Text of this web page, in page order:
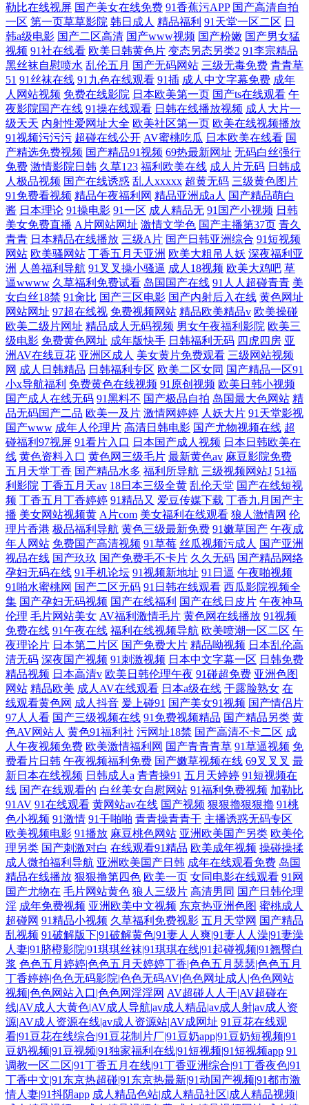
勒比在线视屏 国产美女在线免费 91香蕉污APP 国产高清自拍
一区 第一页草草影院 韩日成人 精品福利 91天堂一区二区 日
韩a级电影 国产二区高清 国产www视频 国产粉嫩 国产男女猛
视频 91社在线看 欧美日韩黄色片 变态另态另类2 91李宗精品
黑丝袜自慰喷水 乱伦五月 国产无码网站 三级无毒免费 青青草
51 91丝袜在线 91九色在线观看 91插 成人中文字幕免费 成年
人网站视频 免费在线影院 日本欧美第一页 国产ts在线观看 午
夜影院国产在线 91操在线观看 日韩在线播放视频 成人大片一
级天天 内射性爱网址大全 欧美社区第一页 欧美在线视频播放
91视频污污污 超碰在线公开 AV蜜桃吃瓜 日本欧美在线看 国
产精选免费视频 国产精品91视频 69热最新网址 无码白丝强行
免费 激情影院日韩 久草123 福利欧美在线 成人片无码 日韩成
人极品视频 国产在线诱惑 乱人xxxxx 超黄无码 三级黄色图片
91免费看视频 精品午夜福利网 精品亚洲成a人 国产精品萌白
酱 日本理论 91操电影 91一区 成人精品无 91国产小视频 日韩
美女免费直播 A片网站网址 激情文学色 国产主播第37页 青久
青青 日本精品在线播放 三级A片 国产日韩亚洲综合 91短视频
网站 欧美骚网站 丁香五月天亚洲 欧美大粗吊人妖 深夜福利亚
洲 人兽福利导航 91叉叉操小骚逼 成人18视频 欧美大鸡吧 草
逼wwww 久草福利免费试看 岛国国产在线 91人人超碰青青 美
女白丝18禁 91肏比 国产三区电影 国产内射后入在线 黄色网址
网站网址 97超在线视 免费视频网站 精品欧美精品v 欧美操碰
欧美二级片网址 精品成人无码视频 男女午夜福利影院 欧美三
级电影 免费黄色网址 成年版快手 日韩福利无码 四虎四房 亚
洲AV在线豆花 亚洲区成人 美女黄片免费观看 三级网站视频
网 成人日韩精品 日韩福利专区 欧美二区女同 国产精品一区91
小x导航福利 免费黄色在线视频 91原创视频 欧美日韩小视频
国产成人在线无码 91黑料不 国产极品自拍 岛国最大色网站 精
品无码国产二品 欧美一及片 激情网婷婷 人妖大片 91天堂影视
国产www 成年人伦理片 高清日韩电影 国产尤物视频在线 超
碰福利97视屏 91看片入口 日本国产成人视频 日本日韩欧美在
线 黄色资料入口 黄色网三级毛片 最新黄色av 麻豆影院免费
五月天堂丁香 国产精品水多 福利所导航 三级视频网站J 51福
利影院 丁香五月天av 18日本三级全黄 乱伦天堂 国产在线短视
频 丁香五月丁香婷婷 91精品又 爱豆传媒下载 丁香九月国产主
播 美女网站视频黄 A片com 美女福利在线观看 狼人激情网 伦
理片香港 极品福利导航 黄色三级最新免费 91嫩草国产 午夜成
年人网站 免费国产高清视频 91草莓 丝瓜视频污成人 国产亚洲
视品在线 国产玖玖 国产免费毛不卡片 久久无码 国产精品网络
孕妇无码在线 91手机论坛 91视频新地址 91日逼 午夜啪视频
91啪水蜜桃网 国产二区无码 91日韩在线观看 西瓜影院视频全
集 国产孕妇无码视频 国产在线福利 国产在线日皮片 午夜神马
伦理 毛片网站美女 AV福利激情毛片 黄色网在线播放 91视频
免费在线 91午夜在线 福利在线视频导航 欧美喷潮一区二区 午
夜理论片 日本第二片区 国产免费大片 精品呦视频 日本乱伦高
清无码 深夜国产视频 91刺激视频 日本中文字幕一区 日韩免费
精品视频 日本高清v 欧美日韩伦理午夜 91碰超免费 亚洲色图
网站 精品欧美 成人AV在线观看 日本a级在线 干露脸熟女 在
线观看黄色网 成人抖音 爰上碰91 国产美女91视频 国产情侣片
97人人看 国产三级视频在线 91免费视频精品 国产精品另类 黄
色AV网站人 黄色91福利社 污网址18禁 国产高清不卡二区 成
人午夜视频免费 欧美激情福利网 国产青青青草 91草逼视频 免
费看片日韩 午夜视频福利免费 国产嫩草视频在线 69叉叉叉 最
新日本在线视频 日韩成人a 青青操91 五月天婷婷 91短视频在
线 国产在线观看的 白丝美女自慰网站 91福利免费视频 加勒比
91AV 91在线观看 黄网站av在线 国产视频 狠狠擼狠狠擼 91桃
色小视频 91激情 91干啪啪 青青操青青干 主播诱惑无码专区
欧美视频电影 91播放 麻豆桃色网站 亚洲欧美国产另类 欧美伦
理另类 国产刺激对白 在线观看91精品 欧美成年视频 操碰操揉
成人微拍福利导航 亚洲欧美国产日韩 成年在线观看免费 岛国
精品在线播放 狠狠撸第四色 欧美一页 女同电影在线观看 91网
国产尤物在 毛片网站黄色 狼人三级片 高清男同 国产日韩伦理
淫 成年免费视频 亚洲欧美中文视频 东京热亚洲色图 蜜桃成人
超碰网 91精品小视频 久草福利免费视影 五月天堂网 国产精品
乱视频 91破解版下|91破解黄色|91妻人人爽|91妻人人澡|91妻澡
人妻|91脐橙影院|91琪琪丝袜|91琪琪在线|91起碰视频|91翘臀白
浆 色色五月婷婷|色色五月天婷婷丁香|色色五月瑟瑟|色色五月
丁香婷婷|色色无码影院|色色无码AV|色色网址成人|色色网站
视频|色色网站入口|色色网淫淫网 AV超碰人人干|AV超碰在
线|AV成人大黄色|AV成人导航|av成人精品|av成人射|av成人资
源|AV成人资源在线|av成人资源站|AV成网址 91豆花在线观
看|91豆花在线综合|91豆花制片厂|91豆奶app|91豆奶短视频|91
豆奶视频|91豆视频|91独家福利在线|91短视频|91短视频app 91
调教一区二区|91丁香五月在线|91丁香亚洲综合|91丁香夜色|91
丁香中文|91东京热超碰|91东京热最新|91动国产视频|91都市激
情人妻|91抖阴app 成人精品色站|成人精品社区|成人精品视频|